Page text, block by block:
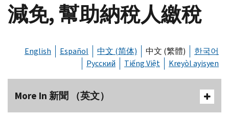
減免, 幫助納稅人繳稅
English Español 中文 (简体) 中文 (繁體)
한국어
Русский
Tiếng Việt Kreyòl ayisyen
More In 新聞 （英文）